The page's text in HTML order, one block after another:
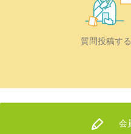
質問投稿す
会